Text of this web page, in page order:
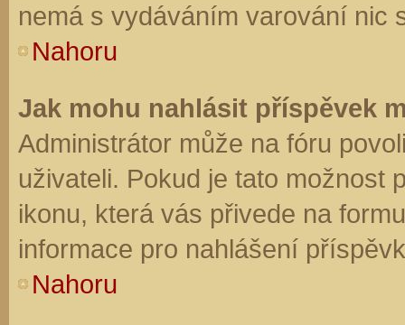
nemá s vydáváním varování nic
Nahoru
Jak mohu nahlásit příspěvek
Administrátor může na fóru
uživateli. Pokud je tato možnost
ikonu, která vás přivede na
informace pro nahlášení
Nahoru